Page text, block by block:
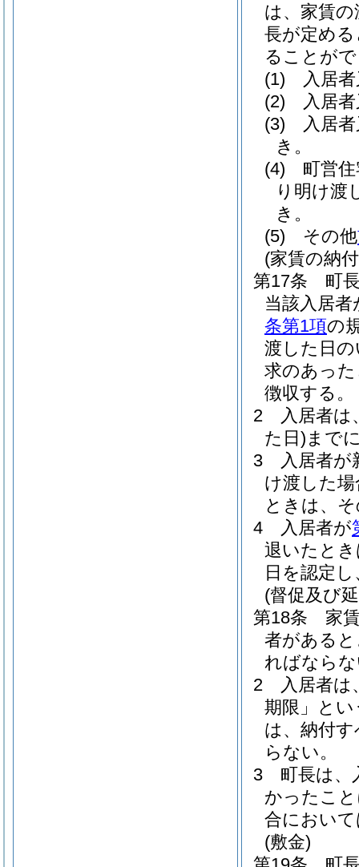
は、家賃
長が定め
ることが
(1)
入居
(2)
入居
(3)
入居
き。
(4)
町営
り明け渡
き。
(5)
その他
(家賃の納
第17条
町
当該入居
条第1項の
渡した日
求のあっ
徴収する。
2
入居者は
た日) まで
3
入居者が
け渡した
ときは、
4
入居者が
退いたと
日を認定
(督促及び
第18条
家
者がある
ればなら
2
入居者は
期限」とい
は、納付
らない。
3
町長は、
かったこ
合におい
(敷金)